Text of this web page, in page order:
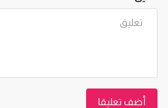
أضف تعليقا